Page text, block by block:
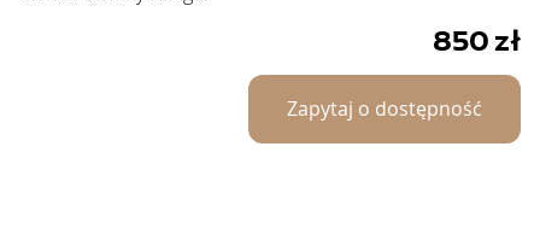
850zł
Zapytaj o dostępność